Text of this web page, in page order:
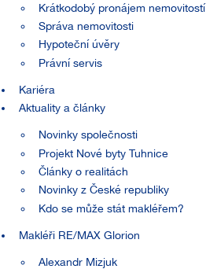
Krátkodobý pronájem nemovitostí
Správa nemovitosti
Hypoteční úvěry
Právní servis
Kariéra
Aktuality a články
Novinky společnosti
Projekt Nové byty Tuhnice
Články o realitách
Novinky z České republiky
Kdo se může stát makléřem?
Makléři RE/MAX Glorion
Alexandr Mizjuk